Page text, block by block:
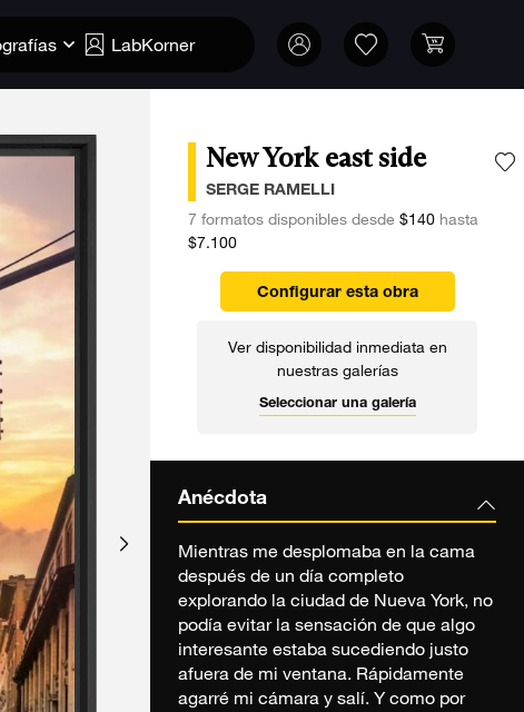
LabKorner
New York east side
SERGE RAMELLI
7 formatos disponibles desde $140hasta
$7.100
Configurar esta obra
Ver disponibilidad inmediata en
nuestras galerías
Seleccionar una galería
Anécdota
Mientras me desplomaba en la cama
después de un día completo
explorando la ciudad de Nueva York, no
podía evitar la sensación de que algo
interesante estaba sucediendo justo
afuera de mi ventana. Rápidamente
agarré mi cámara y salí. Y como por